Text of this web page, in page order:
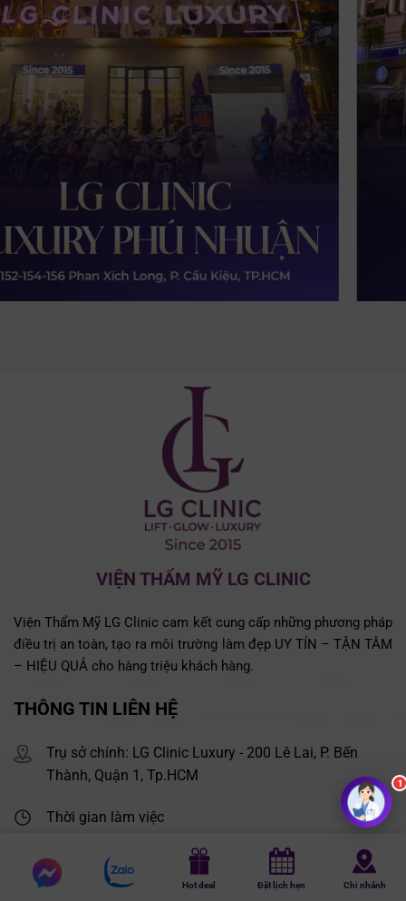
VIỆN THẨM MỸ LG CLINIC
Viện Thẩm Mỹ LG Clinic cam kết cung cấp những phương pháp
điều trị an toàn, tạo ra môi trường làm đẹp UY TÍN – TẬN TÂM
– HIỆU QUẢ cho hàng triệu khách hàng.
THÔNG TIN LIÊN HỆ
Trụ sở chính: LG Clinic Luxury - 200 Lê Lai, P. Bến
Thành, Quận 1, Tp.HCM
Thời gian làm việc
Thứ 2 - Thứ 7: 9h30 - 21h00
Chủ nhật: 9h00 - 20h00
Chat
messenger
Chat
Hot deal Đặt lịch hẹn Chi nhánh